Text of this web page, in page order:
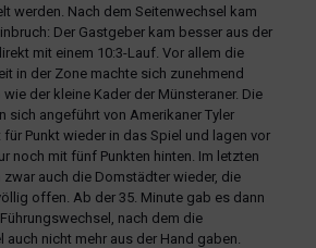
werden. Nach dem Seitenwechsel kam
Der Gastgeber kam besser aus der
mit einem 10:3-Lauf. Vor allem die
in der Zone machte sich zunehmend
der kleine Kader der Münsteraner. Die
sich angeführt von Amerikaner Tyler
für Punkt wieder in das Spiel und lagen vor
noch mit fünf Punkten hinten. Im letzten
auch die Domstädter wieder, die
offen. Ab der 35. Minute gab es dann
nach dem die
auch nicht mehr aus der Hand gaben.